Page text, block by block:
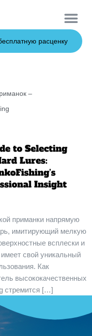
расценку
–
приманки напрямую
имитирующий мелкую
всплески и
свой уникальный
Как
высококачественных
стремится […]